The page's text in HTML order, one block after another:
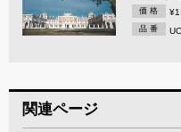
価 格
品 番
関連ページ